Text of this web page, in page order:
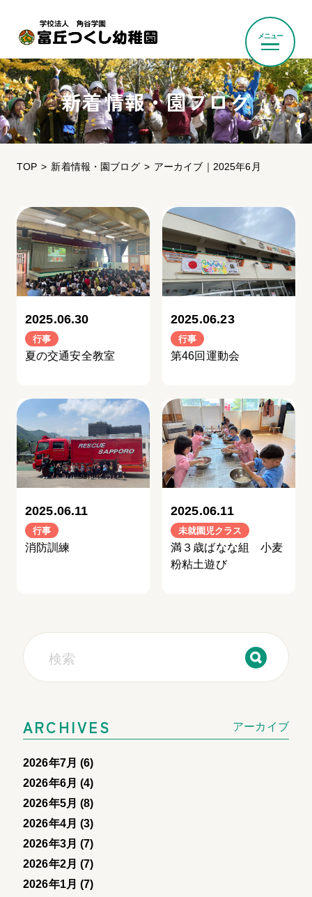
メニュー
新着情報・園ブログ
TOP 新着情報・園ブログ アーカイブ｜2025年6月
2025.06.30
行事
夏の交通安全教室
2025.06.23
行事
第46回運動会
2025.06.11
行事
消防訓練
2025.06.11
未就園児クラス
満３歳ばなな組 小麦
粉粘土遊び
ARCHIVES アーカイブ
2026年7月 (6)
2026年6月 (4)
2026年5月 (8)
2026年4月 (3)
2026年3月 (7)
2026年2月 (7)
2026年1月 (7)